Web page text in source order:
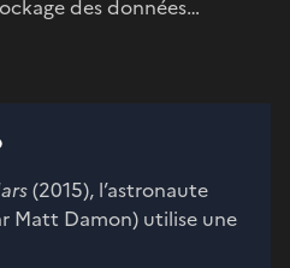
des données…
(2015), l’astronaute
Matt Damon) utilise une